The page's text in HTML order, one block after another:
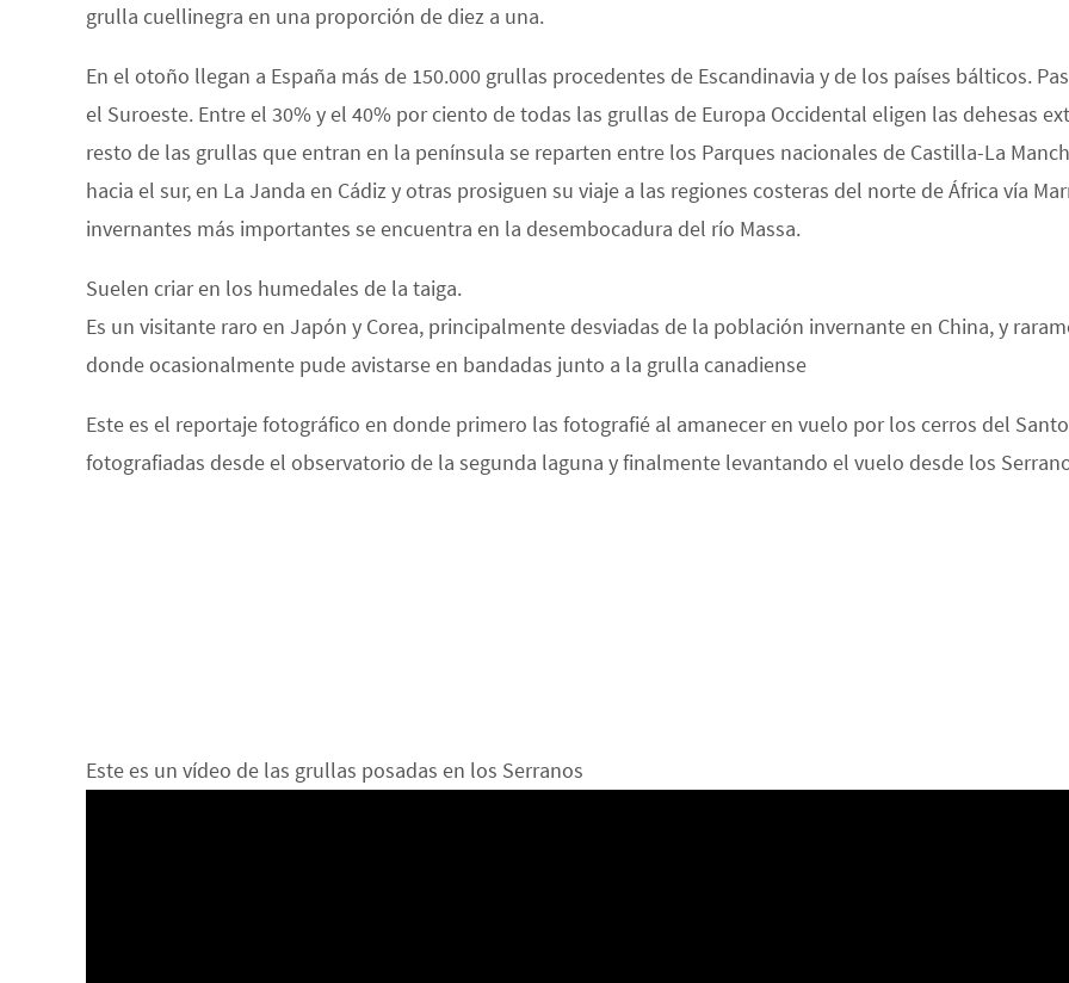
grulla cuellinegra en una proporción de diez a una.
En el otoño llegan a España más de 150.000 grullas procedentes de Escandinavia y de los países bálticos.
el Suroeste. Entre el 30% y el 40% por ciento de todas las grullas de Europa Occidental eligen las dehesas
resto de las grullas que entran en la península se reparten entre los Parques nacionales de Castilla-La
hacia el sur, en La Janda en Cádiz y otras prosiguen su viaje a las regiones costeras del norte de África vía
invernantes más importantes se encuentra en la desembocadura del río Massa.
Suelen criar en los humedales de la taiga.
Es un visitante raro en Japón y Corea, principalmente desviadas de la población invernante en China, y
donde ocasionalmente pude avistarse en bandadas junto a la grulla canadiense
Este es el reportaje fotográfico en donde primero las fotografié al amanecer en vuelo por los cerros del
fotografiadas desde el observatorio de la segunda laguna y finalmente levantando el vuelo desde los
Este es un vídeo de las grullas posadas en los Serranos